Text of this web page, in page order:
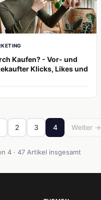
Kaufen? - Vor- und
Klicks, Likes und
2 3 4 Weiter →
4 · 47 Artikel insgesamt